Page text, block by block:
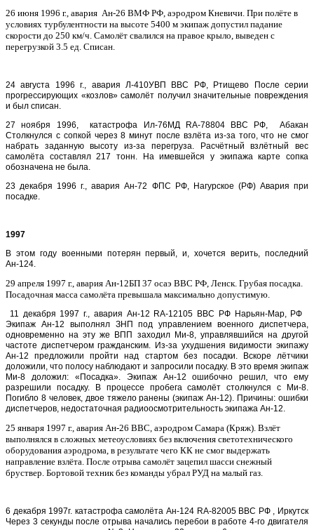
26 июня 1996 г., авария Ан-26 ВМФ РФ, аэродром Кневичи. При полёте в
условиях турбулентности на высоте 5400 м экипаж допустил падание
скорости до 250 км/ч. Самолёт свалился на правое крыло, выведен с
перегрузкой 3.5 ед. Списан.
24 августа 1996 г., авария Л-410УВП ВВС РФ, Ртищево После серии
прогрессирующих «козлов» самолёт получил значительные повреждения
и был списан.
27 ноября 1996, катастрофа Ил-76МД RA-78804 ВВС РФ, Абакан
Столкнулся с сопкой через 8 минут после взлёта из-за того, что не смог
набрать заданную высоту из-за перегруза. Расчётный взлётный вес
самолёта составлял 217 тонн. На имевшейся у экипажа карте сопка
обозначена не была.
23 декабря 1996 г., авария Ан-72 ФПС РФ, Нагурское (РФ) Авария при
посадке.
1997
В этом году военными потерян первый, и, хочется верить, последний
Ан-124.
29 апреля 1997 г., авария Ан-12БП 37 осаэ ВВС РФ, Ленск. Грубая посадка.
Посадочная масса самолёта превышала максимально допустимую.
11 декабря 1997 г., авария Ан-12 RA-12105 ВВС РФ Нарьян-Мар, РФ
Экипаж Ан-12 выполнял ЗНП под управлением военного диспетчера,
одновременно на эту же ВПП заходил Ми-8, управлявшийся на другой
частоте диспетчером гражданским. Из-за ухудшения видимости экипажу
Ан-12 предложили пройти над стартом без посадки. Вскоре лётчики
доложили, что полосу наблюдают и запросили посадку. В это время экипаж
Ми-8 доложил: «Посадка». Экипаж Ан-12 ошибочно решил, что ему
разрешили посадку. В процессе пробега самолёт столкнулся с Ми-8.
Погибло 8 человек, двое тяжело ранены (экипаж Ан-12). Причины: ошибки
диспетчеров, недостаточная радиоосмотрительность экипажа Ан-12.
25 января 1997 г., авария Ан-26 ВВС, аэродром Самара (Кряж). Взлёт
выполнялся в сложных метеоусловиях без включения светотехнического
оборудования аэродрома, в результате чего КК не смог выдержать
направление взлёта. После отрыва самолёт зацепил шасси снежный
бруствер. Бортовой техник без команды убрал РУД на малый газ.
6 декабря 1997г. катастрофа самолёта Ан-124 RA-82005 ВВС РФ , Иркутск
Через 3 секунды после отрыва начались перебои в работе 4-го двигателя